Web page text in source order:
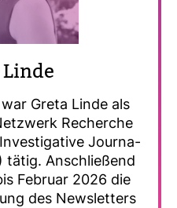
Greta Linde als
Recherche
Jour­na­
tätig. Anschlie­ßend
Februar 2026 die
des News­let­ters